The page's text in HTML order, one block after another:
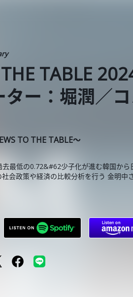
TABLE
ター：堀潤／
TO THE TABLE～
最低の0.72&#62少子化が進む韓国か
会政策や経済の比較分析を行う 金明中